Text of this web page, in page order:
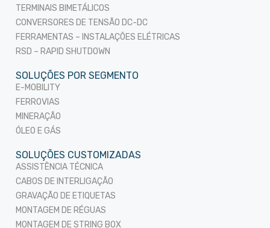
TERMINAIS BIMETÁLICOS
CONVERSORES DE TENSÃO DC-DC
FERRAMENTAS – INSTALAÇÕES ELÉTRICAS
RSD – RAPID SHUTDOWN
SOLUÇÕES POR SEGMENTO
E-MOBILITY
FERROVIAS
MINERAÇÃO
ÓLEO E GÁS
SOLUÇÕES CUSTOMIZADAS
ASSISTÊNCIA TÉCNICA
CABOS DE INTERLIGAÇÃO
GRAVAÇÃO DE ETIQUETAS
MONTAGEM DE RÉGUAS
MONTAGEM DE STRING BOX